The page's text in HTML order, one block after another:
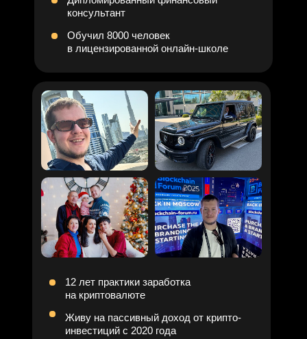
Договор оферты
Согласие на получение рассылки
Илья Сдобников отзывы
Служба поддержки
Политика обработки персональных данных